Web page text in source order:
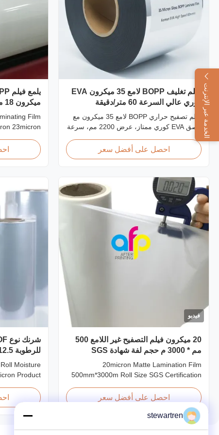
الخدمة عبر الإنترنت
فيلم تغليف BOPP لامع 35 ميكرون EVA
كوري عالي السرعة 60 متر/دقيقة
فيلم تصفيح حراري BOPP لامع 35 ميكرون مع
لاصق EVA كوري ممتاز، عرض 2200 مم، سرعة
لغلاف الكتب كبيرة الحجم وتصفيح النشر.
احصل على أفضل سعر
ميكرون 25 ميكرون
Film
23micron
Shine
Film As a
rolls that ...
فيديو
20 ميكرون فيلم التصفيح غير اللامع 500
مم * 3000 م حجم لفة شهادة SGS
20micron Matte Lamination Film
500mm*3000m Roll Size SGS Certification
Factory Price 20micron Matte Lamination
18micron to 30micron matte lamination film
in 2017. Our competitive advantage
احصل على أفضل سعر
للرطوبة 12.5 ميكرون 15 ميكرون
Moisture
Product
used shrink
being cost-
and
stewartren